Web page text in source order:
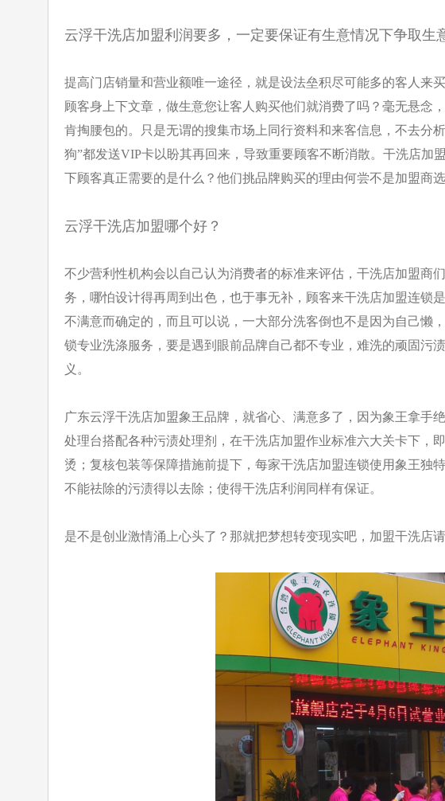
云浮干洗店加盟利润要多，一定要保证有生意情况下争取生
提高门店销量和营业额唯一途径，就是设法垒积尽可能多的客人来
顾客身上下文章，做生意您让客人购买他们就消费了吗？毫无悬念
肯掏腰包的。只是无谓的搜集市场上同行资料和来客信息，不去分
狗”都发送VIP卡以盼其再回来，导致重要顾客不断消散。干洗店加
下顾客真正需要的是什么？他们挑品牌购买的理由何尝不是加盟商选
云浮干洗店加盟哪个好？
不少营利性机构会以自己认为消费者的标准来评估，干洗店加盟商
务，哪怕设计得再周到 出色，也于事无补，顾客来干洗店加盟连锁
不满意而确定的，而且可以说，一大部分洗客倒也不是因为自己懒
锁专业洗涤服务，要是遇到眼前品牌自己都不专业，难洗的顽固污
义。
广东云浮干洗店加盟象王品牌，就省心、满意多了，因为象王拿
处理台搭配各种污渍处理剂，在干洗店加盟作业标准六大关卡下，
烫；复核包装等保障措施前提下，每家干洗店加盟连锁使用象王独
不能祛除的污渍得以去除；使得干洗店利润同样有保证。
是不是创业激情涌上心头了？那就把梦想转变现实吧，加盟干洗店请